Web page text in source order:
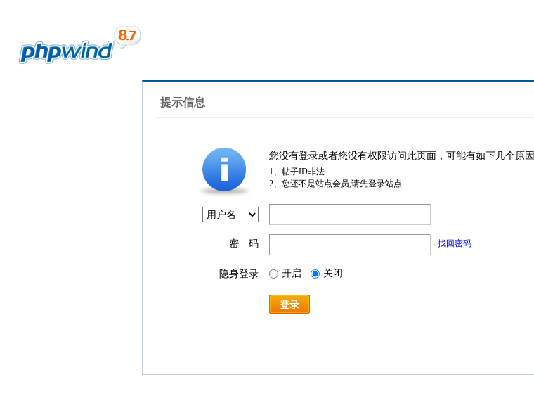
提示信息
您没有登录或者您没有权限访问此页面，可能有如下几个原因
1、帖子ID非法
2、您还不是站点会员,请先登录站点
密 码 找回密码
隐身登录 开启 关闭
登录